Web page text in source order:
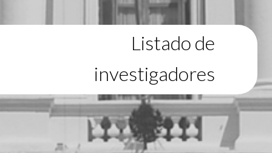
Listado de
investigadores